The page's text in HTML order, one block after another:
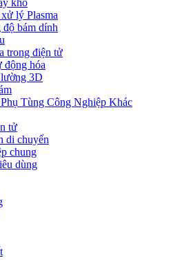
khô
lý Plasma
độ bám dính
trong điện tử
động hóa
3D
Tùng Công Nghiệp Khác
tử
di chuyển
chung
dùng